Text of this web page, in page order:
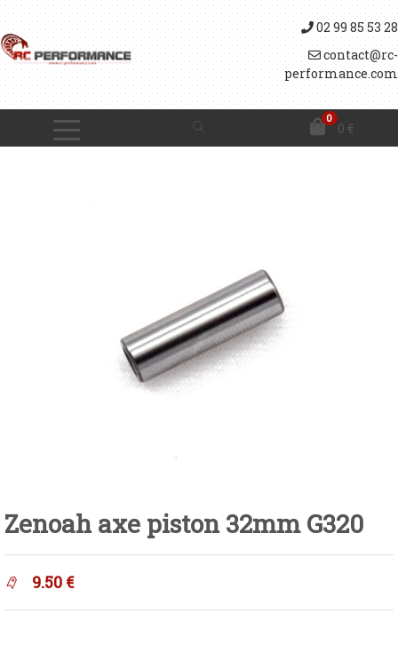
02 99 85 53 28
contact@rc-
performance.com
0
0 €
Zenoah axe piston 32mm G320
9.50 €